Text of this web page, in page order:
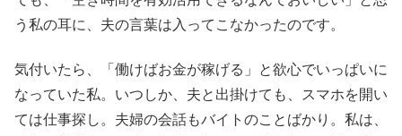
う私の耳に、夫の言葉は入ってこなかったのです。
気付いたら、「働けばお金が稼げる」と欲心でいっぱいに
なっていた私。いつしか、夫と出掛けても、スマホを開い
ては仕事探し。夫婦の会話もバイトのことばかり。私は、